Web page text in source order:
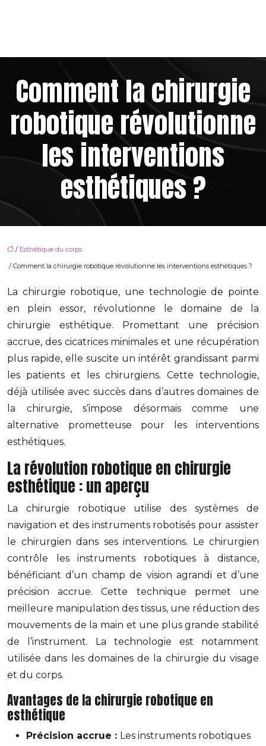
Comment la chirurgie
robotique révolutionne
les interventions
esthétiques ?
/ Esthétique du corps
/ Comment la chirurgie robotique révolutionne les interventions esthétiques ?
La chirurgie robotique, une technologie de pointe
en plein essor, révolutionne le domaine de la
chirurgie esthétique. Promettant une précision
accrue, des cicatrices minimales et une récupération
plus rapide, elle suscite un intérêt grandissant parmi
les patients et les chirurgiens. Cette technologie,
déjà utilisée avec succès dans d’autres domaines de
la chirurgie, s’impose désormais comme une
alternative prometteuse pour les interventions
esthétiques.
La révolution robotique en chirurgie
esthétique : un aperçu
La chirurgie robotique utilise des systèmes de
navigation et des instruments robotisés pour assister
le chirurgien dans ses interventions. Le chirurgien
contrôle les instruments robotiques à distance,
bénéficiant d’un champ de vision agrandi et d’une
précision accrue. Cette technique permet une
meilleure manipulation des tissus, une réduction des
mouvements de la main et une plus grande stabilité
de l’instrument. La technologie est notamment
utilisée dans les domaines de la chirurgie du visage
et du corps.
Avantages de la chirurgie robotique en
esthétique
Précision accrue : Les instruments robotiques